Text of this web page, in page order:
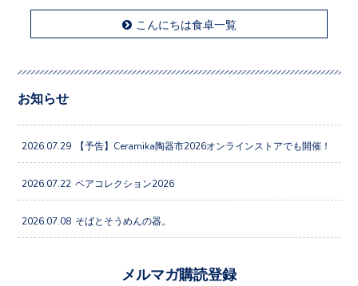
こんにちは食卓一覧
お知らせ
2026.07.29 【予告】Ceramika陶器市2026オンラインストアでも開催！
2026.07.22 ペアコレクション2026
2026.07.08 そばとそうめんの器。
メルマガ購読登録